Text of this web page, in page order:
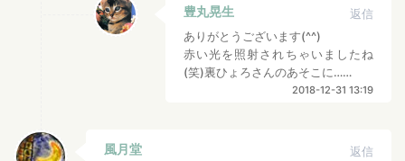
豊丸晃生
返信
ありがとうございます(^^)
赤い光を照射されちゃいましたね
(笑)裏ひょろさんのあそこに……
2018-12-31 13:19
風月堂
返信